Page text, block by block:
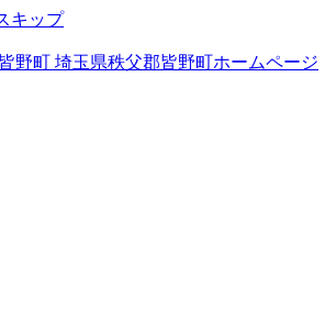
キップ
野町 埼玉県秩父郡皆野町ホームページ